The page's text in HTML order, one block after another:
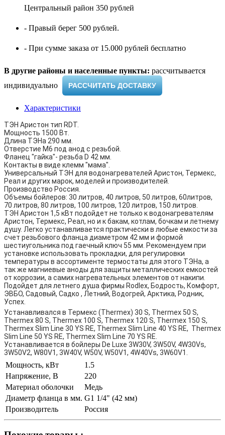
Центральный район 350 рублей
- Правый берег 500 рублей.
- При сумме заказа от 15.000 рублей бесплатно
В другие районы и населенные пункты: рассчитывается
индивидуально ​
РАССЧИТАТЬ ДОСТАВКУ
Характеристики
ТЭН Аристон тип RDT.
Мощность 1500 Вт.
Длина ТЭНа 290 мм.
Отверстие M6 под анод с резьбой.
Фланец "гайка"- резьба D 42 мм.
Контакты в виде клемм "мама".
Универсальный ТЭН для водонагревателей Аристон, Термекс,
Реал и других марок, моделей и производителей.
Производство Россия.
Объемы бойлеров: 30 литров, 40 литров, 50 литров, 60литров,
70 литров, 80 литров, 100 литров, 120 литров, 150 литров.
ТЭН Аристон 1,5 кВт подойдет не только к водонагревателям
Аристон, Термекс, Реал, но и к бакам, котлам, бочкам и летнему
душу. Легко устанавливается практически в любые емкости за
счет резьбового фланца диаметром 42 мм и формой
шестиугольника под гаечный ключ 55 мм. Рекомендуем при
установке использовать прокладки, для регулировки
температуры в ассортименте термостаты для этого ТЭНа, а
так же магниевые аноды для защиты металлических емкостей
от коррозии, а самих нагревательных элементов от накипи.
Подойдет для летнего душа фирмы Rodlex, Бодрость, Комфорт,
ЭВБО, Садовый, Садко , Летний, Водогрей, Арктика, Родник,
Успех.
Устанавливался в Термекс (Thermex) 30 S, Thermex 50 S,
Thermex 80 S, Thermex 100 S, Thermex 120 S, Thermex 150 S,
Thermex Slim Line 30 YS RE, Thermex Slim Line 40 YS RE, Thermex
Slim Line 50 YS RE, Thermex Slim Line 70 YS RE.
Устанавливается в бойлеры De Luxe 3W30V, 3W50V, 4W30Vs,
3W50V2, W80V1, 3W40V, W50V, W50V1, 4W40Vs, 3W60V1.
Мощность, кВт
1.5
Напряжение, В
220
Материал оболочки
Медь
Диаметр фланца в мм. G1 1/4" (42 мм)
Производитель
Россия